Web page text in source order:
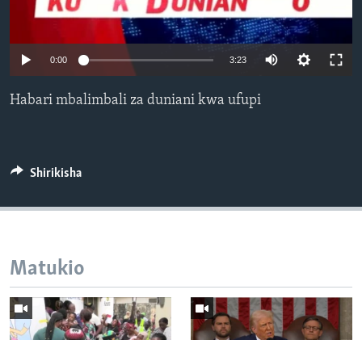
0:00 3:23
Habari mbalimbali za duniani kwa ufupi
Shirikisha
Matukio